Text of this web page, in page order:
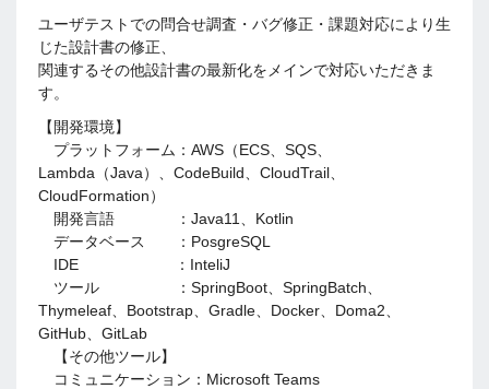
ユーザテストでの問合せ調査・バグ修正・課題対応により生
じた設計書の修正、
関連するその他設計書の最新化をメインで対応いただきま
す。
【開発環境】
プラットフォーム：AWS（ECS、SQS、
Lambda（Java）、CodeBuild、CloudTrail、
CloudFormation）
開発言語 ：Java11、Kotlin
データベース ：PosgreSQL
IDE ：InteliJ
ツール ：SpringBoot、SpringBatch、
Thymeleaf、Bootstrap、Gradle、Docker、Doma2、
GitHub、GitLab
【その他ツール】
コミュニケーション：Microsoft Teams